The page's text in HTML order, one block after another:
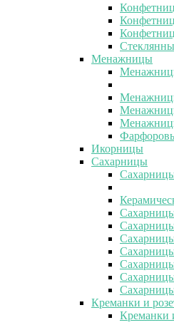
Менажницы
Икорницы
Сахарницы
Креманки и
Креманки